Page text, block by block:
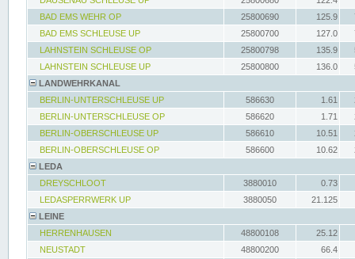
BAD EMS WEHR OP
25800690 125.9
BAD EMS SCHLEUSE UP
25800700 127.0
LAHNSTEIN SCHLEUSE OP
25800798 135.9
LAHNSTEIN SCHLEUSE UP
25800800 136.0
LANDWEHRKANAL
BERLIN-UNTERSCHLEUSE UP
586630 1.61
BERLIN-UNTERSCHLEUSE OP
586620 1.71
BERLIN-OBERSCHLEUSE UP
586610 10.51
BERLIN-OBERSCHLEUSE OP
586600 10.62
LEDA
DREYSCHLOOT
3880010
0.73
LEDASPERRWERK UP
3880050
21.125
LEINE
HERRENHAUSEN
48800108
25.12
NEUSTADT
48800200
66.4